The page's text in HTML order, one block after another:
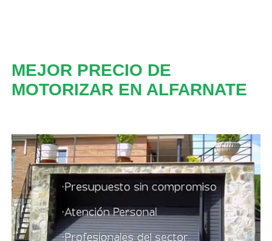
MEJOR PRECIO DE
MOTORIZAR EN ALFARNATE